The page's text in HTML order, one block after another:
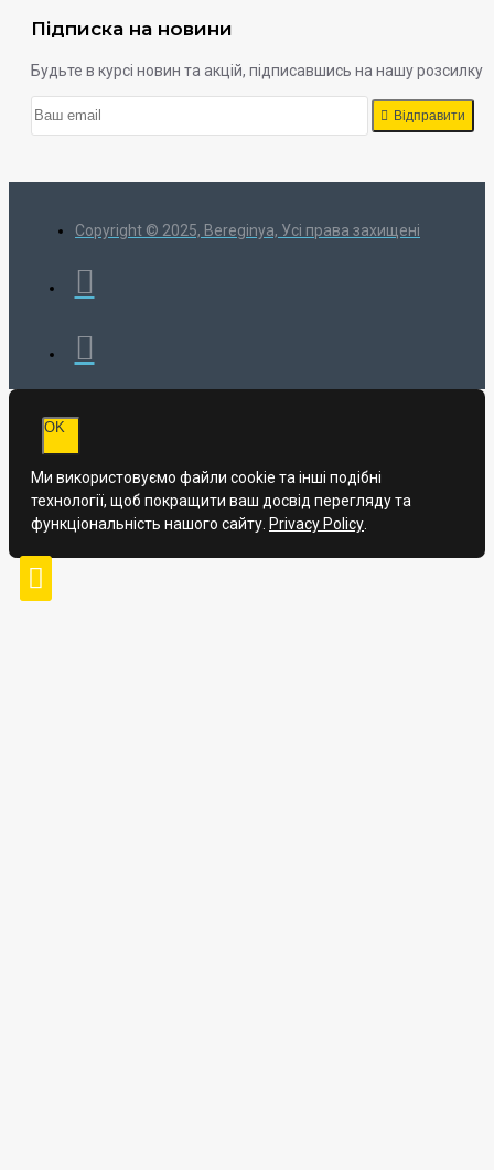
Підписка на новини
Будьте в курсі новин та акцій, підписавшись на нашу розсилку
Відправити
Copyright © 2025, Bereginya, Усі права захищені
OK
Ми використовуємо файли cookie та інші подібні
технології, щоб покращити ваш досвід перегляду та
функціональність нашого сайту. Privacy Policy